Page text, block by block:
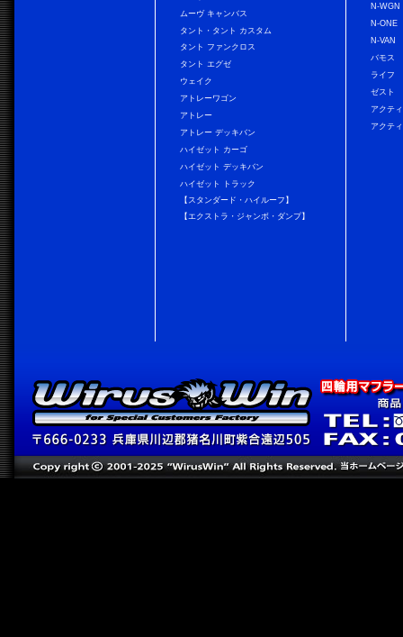
ムーヴ キャンバス
タント・タント カスタム
タント ファンクロス
タント エグゼ
ウェイク
アトレーワゴン
アトレー
アトレー デッキバン
ハイゼット カーゴ
ハイゼット デッキバン
ハイゼット トラック
【スタンダード・ハイルーフ】
【エクストラ・ジャンボ・ダンプ】
N-WGN
N-ONE
N-VAN
バモス
ライフ
ゼスト
アクテ
アクテ